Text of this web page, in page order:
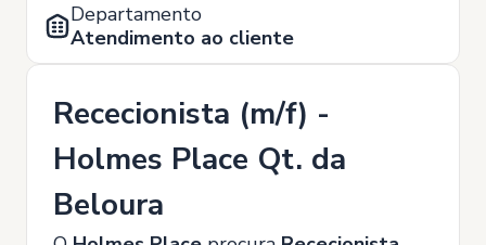
Departamento
Atendimento ao cliente
Rececionista (m/f) -
Holmes Place Qt. da
Beloura